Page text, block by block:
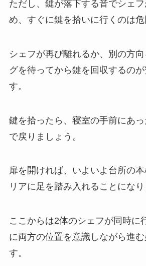
ただし、鍵が落下する音でシェ
め、すぐに鍵を拾いに行くのは危
シェフが再び離れるか、別の方
グを待ってから鍵を回収するの
す。
鍵を拾ったら、寝室の手前にあ
で戻りましょう。
扉を開ければ、いよいよ台所の
リアに足を踏み入れることになり
ここからは2体のシェフが同時に
に両方の位置を意識しながら進
す。